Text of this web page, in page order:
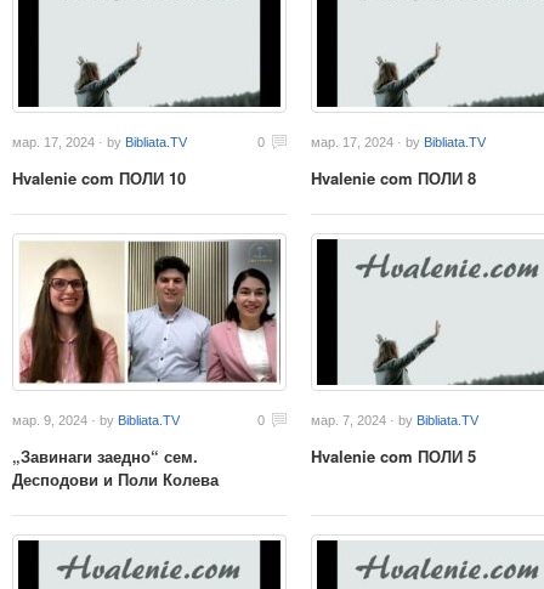
мар. 17, 2024 · by Bibliata.TV 0
Hvalenie com ПОЛИ 10
мар. 17, 2024 · by Bibliata.TV
Hvalenie com ПОЛИ 8
мар. 9, 2024 · by Bibliata.TV 0
„Завинаги заедно“ сем.
Десподови и Поли Колева
мар. 7, 2024 · by Bibliata.TV
Hvalenie com ПОЛИ 5